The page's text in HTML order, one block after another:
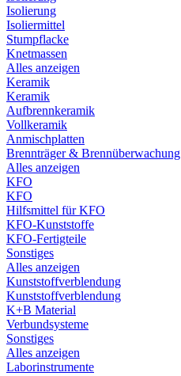
Isolierung
Isoliermittel
Stumpflacke
Knetmassen
Alles anzeigen
Keramik
Keramik
Aufbrennkeramik
Vollkeramik
Anmischplatten
Brennträger & Brennüberwachung
Alles anzeigen
KFO
KFO
Hilfsmittel für KFO
KFO-Kunststoffe
KFO-Fertigteile
Sonstiges
Alles anzeigen
Kunststoffverblendung
Kunststoffverblendung
K+B Material
Verbundsysteme
Sonstiges
Alles anzeigen
Laborinstrumente